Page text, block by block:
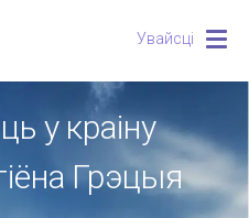
Увайсці
у краіну
Грэцыя